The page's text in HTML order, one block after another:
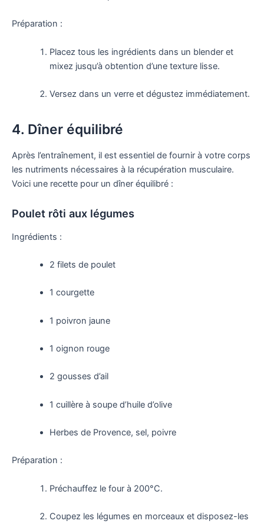
Préparation :
Placez tous les ingrédients dans un blender et
mixez jusqu’à obtention d’une texture lisse.
Versez dans un verre et dégustez immédiatement.
4. Dîner équilibré
Après l’entraînement, il est essentiel de fournir à votre corps
les nutriments nécessaires à la récupération musculaire.
Voici une recette pour un dîner équilibré :
Poulet rôti aux légumes
Ingrédients :
2 filets de poulet
1 courgette
1 poivron jaune
1 oignon rouge
2 gousses d’ail
1 cuillère à soupe d’huile d’olive
Herbes de Provence, sel, poivre
Préparation :
Préchauffez le four à 200°C.
Coupez les légumes en morceaux et disposez-les